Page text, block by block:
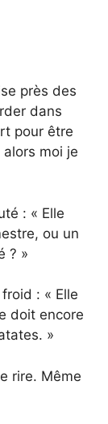
près des
dans
pour être
moi je
: « Elle
ou un
? »
: « Elle
doit encore
»
rire. Même